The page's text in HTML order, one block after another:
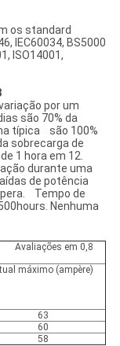
os standard
IEC60034, BS5000
ISO14001,
por um
são 70% da
típica são 100%
sobrecarga de
1 hora em 12.
durante uma
de potência
Tempo de
Nenhuma
Avaliações em 0,8
máximo (ampère)
63
60
58